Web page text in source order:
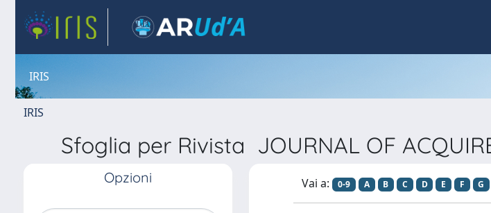
IRIS
IRIS
Sfoglia per Rivista JOURNAL OF
Opzioni Vai a: 0-9 A B C D E F G